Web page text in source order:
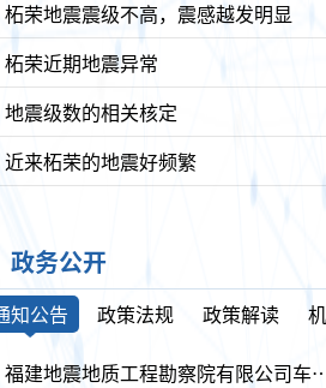
柘荣地震震级不高，震感越发明显
柘荣近期地震异常
地震级数的相关核定
近来柘荣的地震好频繁
政务公开
知公告 政策法规 政策解读
福建地震地质工程勘察